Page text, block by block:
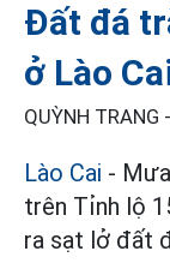
Đất đá
ở Lào
QUỲNH TRANG
Lào Cai -
trên Tỉnh lộ
ra sạt lở đất